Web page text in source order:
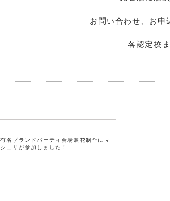
お問い合わせ、お申
各認定校
有名ブランドパーティ会場装花制作にマ
シェリが参加しました！